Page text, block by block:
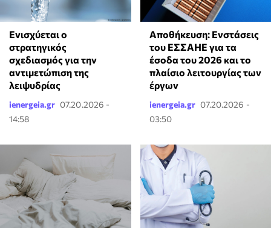
Ενισχύεται ο
στρατηγικός
σχεδιασμός για την
αντιμετώπιση της
λειψυδρίας
ienergeia.gr 07.20.2026 -
14:58
Αποθήκευση: Ενστάσεις
του ΕΣΣΑΗΕ για τα
έσοδα του 2026 και το
πλαίσιο λειτουργίας των
έργων
ienergeia.gr 07.20.2026 -
03:50